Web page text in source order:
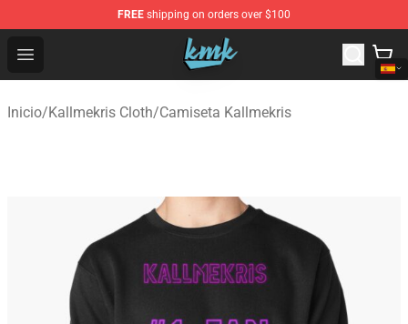
FREE shipping on orders over $100
Open menu
KallMeKris Store - Official KallMeKris Merchandise Shop
Inicio/Kallmekris Cloth/Camiseta Kallmekris